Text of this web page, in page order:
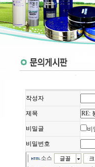
작성자
제목
비밀글 비
비밀번호
소스 글꼴